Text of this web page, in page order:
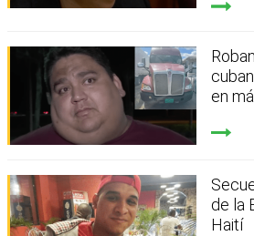
en
de la
Haití